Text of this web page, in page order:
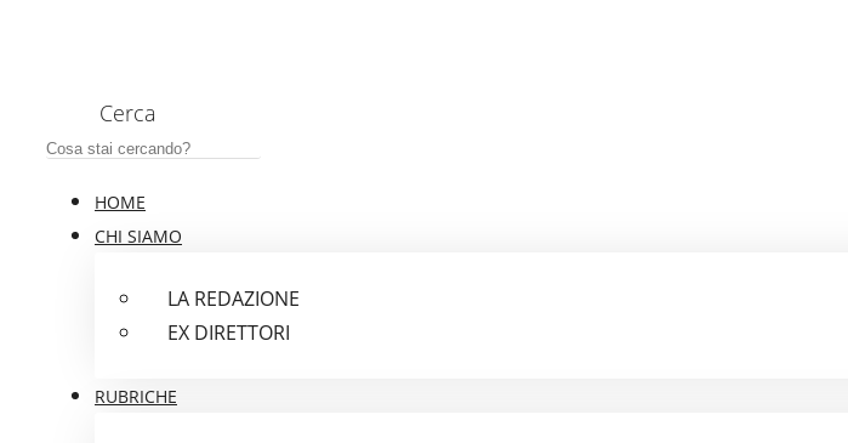
Cerca
HOME
CHI SIAMO
LA REDAZIONE
EX DIRETTORI
RUBRICHE